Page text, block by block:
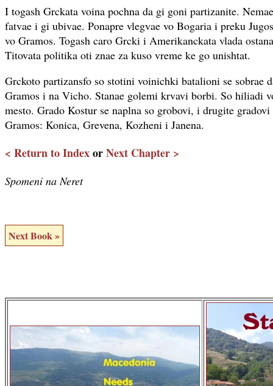
I togash Grckata voina pochna da gi goni partizanite.
fatvae i gi ubivae. Ponapre vlegvae vo Bogaria i preku
vo Gramos. Togash caro Grcki i Amerikanckata vlada
Titovata politika oti znae za kuso vreme ke go unishtat.
Grckoto partizansfo so stotini voinichki batalioni se sobrae
Gramos i na Vicho. Stanae golemi krvavi borbi. So hiliadi
mesto. Grado Kostur se naplna so grobovi, i drugite
Gramos: Konica, Grevena, Kozheni i Janena.
< Return to IndexorNext Chapter >
Spomeni na Neret
Next Book »